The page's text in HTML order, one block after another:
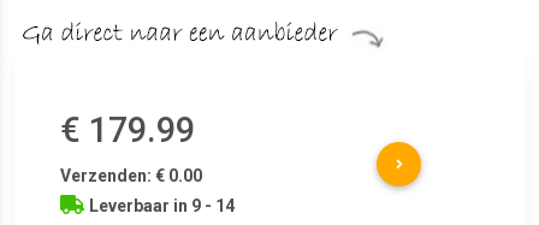
€ 179.99
Verzenden: € 0.00
Leverbaar in 9 - 14